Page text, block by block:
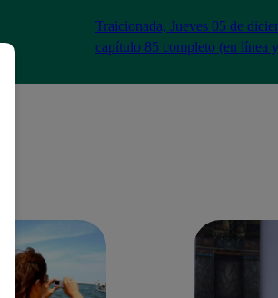
Traicionada, Jueves 05 de
capítulo 85 completo (en línea